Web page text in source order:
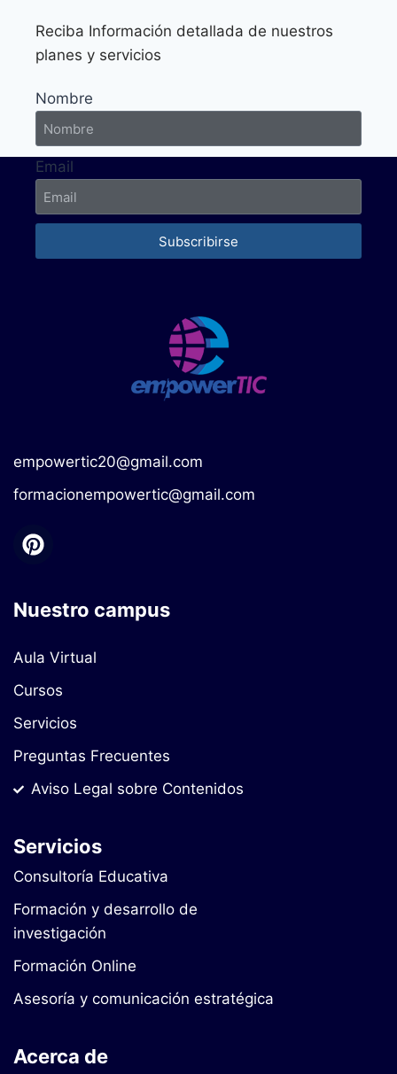
Reciba Información detallada de nuestros
planes y servicios
Nombre
Email
Subscribirse
empowertic20@gmail.com
formacionempowertic@gmail.com
Nuestro campus
Aula Virtual
Cursos
Servicios
Preguntas Frecuentes
Aviso Legal sobre Contenidos
Servicios
Consultoría Educativa
Formación y desarrollo de
investigación
Formación Online
Asesoría y comunicación estratégica
Acerca de